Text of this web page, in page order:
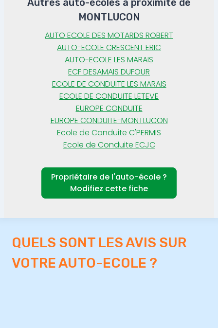
Autres auto-écoles à proximité de
MONTLUCON
AUTO ECOLE DES MOTARDS ROBERT
AUTO-ECOLE CRESCENT ERIC
AUTO-ECOLE LES MARAIS
ECF DESAMAIS DUFOUR
ECOLE DE CONDUITE LES MARAIS
ECOLE DE CONDUITE LETEVE
EUROPE CONDUITE
EUROPE CONDUITE-MONTLUCON
Ecole de Conduite C'PERMIS
Ecole de Conduite ECJC
Propriétaire de l'auto-école ?
Modifiez cette fiche
QUELS SONT LES AVIS SUR
VOTRE AUTO-ECOLE ?